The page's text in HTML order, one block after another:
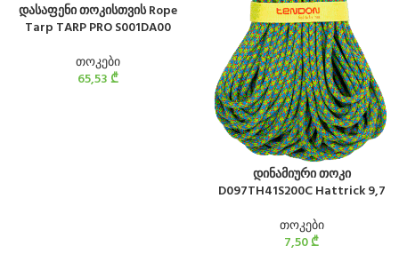
დასაფენი თოკისთვის Rope
Tarp TARP PRO S001DA00
თოკები
65,53₾
დინამიური თოკი
D097TH41S200C Hattrick 9,7
თოკები
7,50₾